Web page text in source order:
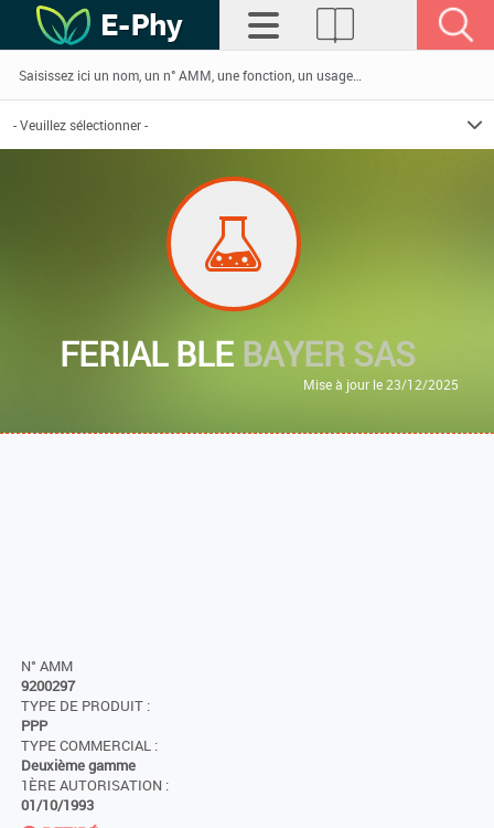
FERIAL BLE BAYER SAS
Mise à jour le 23/12/2025
N° AMM
9200297
TYPE DE PRODUIT :
PPP
TYPE COMMERCIAL :
Deuxième gamme
1ÈRE AUTORISATION :
01/10/1993